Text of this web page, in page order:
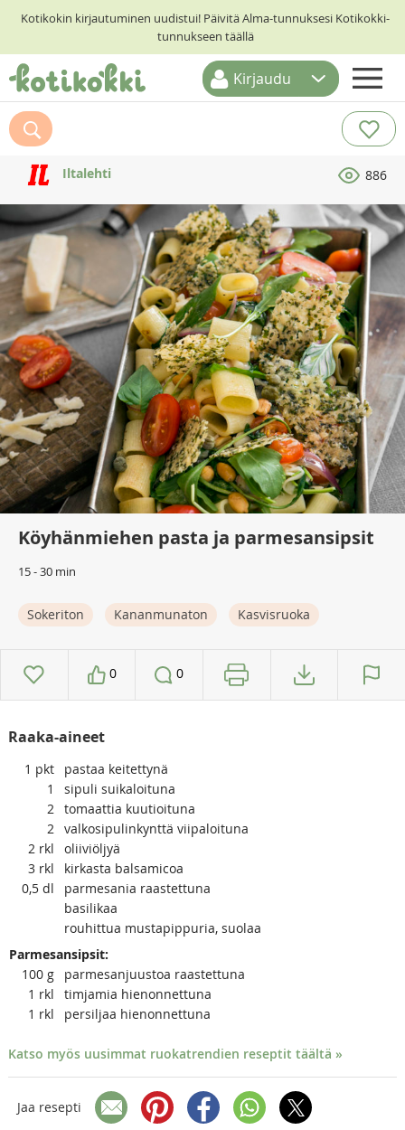
Kotikokin kirjautuminen uudistui! Päivitä Alma-tunnuksesi Kotikokki-
tunnukseen täällä
ETUSIVU
RESEPTIHAKU
RUOKATEEMAT
KESKUSTELUT
KOTIKOKIT
Kirjaudu
Iltalehti 886
Köyhänmiehen pasta ja parmesansipsit
15 - 30 min
Sokeriton Kananmunaton Kasvisruoka
0 0
Raaka-aineet
1 pkt
pastaa keitettynä
1
sipuli suikaloituna
2
tomaattia kuutioituna
2
valkosipulinkynttä viipaloituna
2 rkl
oliiviöljyä
3 rkl
kirkasta balsamicoa
0,5 dl
parmesania raastettuna
basilikaa
rouhittua mustapippuria, suolaa
Parmesansipsit:
100 g
parmesanjuustoa raastettuna
1 rkl
timjamia hienonnettuna
1 rkl persiljaa hienonnettuna
Katso myös uusimmat ruokatrendien reseptit täältä »
Jaa resepti